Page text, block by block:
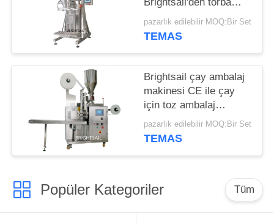
Brightsail'den torba
yapmak için baharat
tozu paketleme
pazarlık edilebilir MOQ:Bir Set
TEMAS
Brightsail çay ambalaj
makinesi CE ile çay
için toz ambalaj
makinesi
pazarlık edilebilir MOQ:Bir Set
TEMAS
Popüler Kategoriler Tüm